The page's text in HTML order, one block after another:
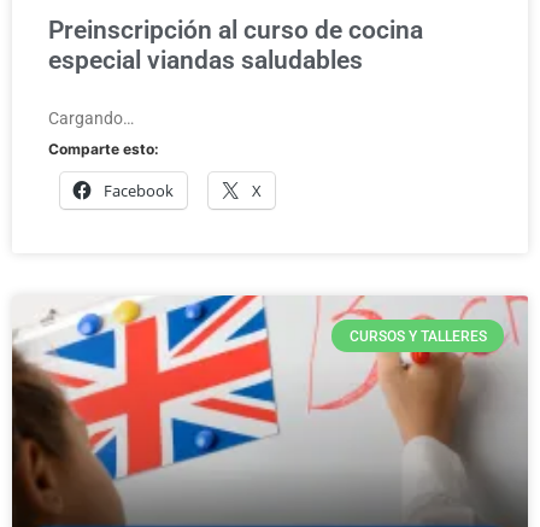
Preinscripción al curso de cocina
especial viandas saludables
Cargando…
Comparte esto:
Facebook X
CURSOS Y TALLERES